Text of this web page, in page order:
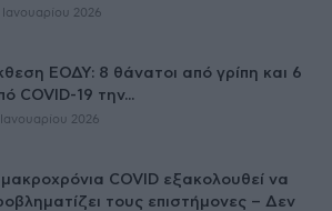
Ιανουαρίου 2026
ΕΟΔΥ: 8 θάνατοι από γρίπη και 6
COVID-19 την...
Ιανουαρίου 2026
μακροχρόνια COVID εξακολουθεί να
τους επιστήμονες – Δεν